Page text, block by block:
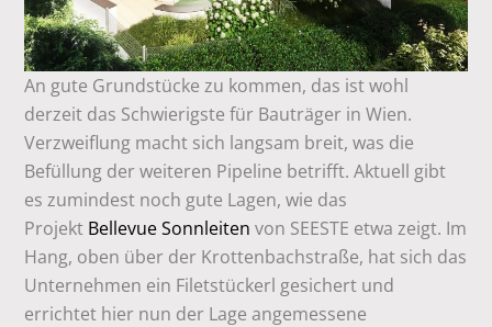
An gute Grundstücke zu kommen, das ist wohl
derzeit das Schwierigste für Bauträger in Wien.
Verzweiflung macht sich langsam breit, was die
Befüllung der weiteren Pipeline betrifft. Aktuell gibt
es zumindest noch gute Lagen, wie das
Projekt Bellevue Sonnleiten von SEESTE etwa zeigt. Im
Hang, oben über der Krottenbachstraße, hat sich das
Unternehmen ein Filetstückerl gesichert und
errichtet hier nun der Lage angemessene